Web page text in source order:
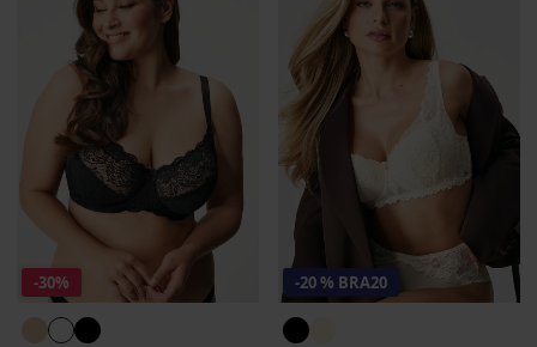
-30% -20 % BRA20